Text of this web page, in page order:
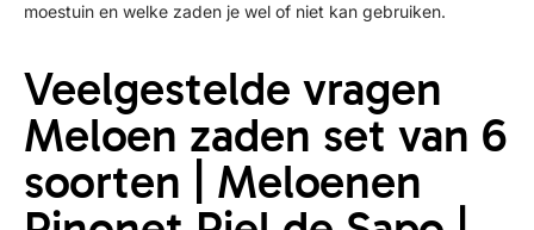
moestuin en welke zaden je wel of niet kan gebruiken.
Veelgestelde vragen
Meloen zaden set van 6
soorten | Meloenen